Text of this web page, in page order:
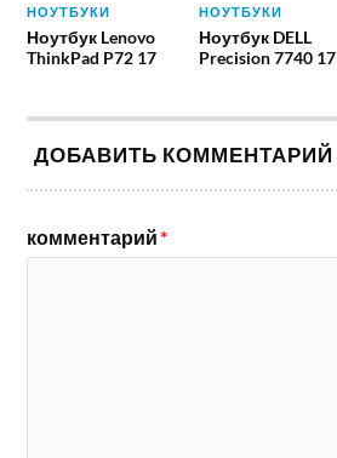
НОУТБУКИ
Ноутбук Lenovo
ThinkPad P72 17
НОУТБУКИ
Ноутбук DELL
Precision 7740 17
ДОБАВИТЬ КОММЕНТАРИЙ
комментарий*